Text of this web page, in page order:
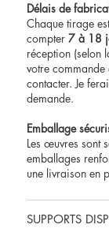
Délais de
Chaque tirage
compter7 à 18
réception (selon
votre commande
contacter. Je
demande.
Emballage
Les œuvres sont
emballages
une livraison en
SUPPORTS